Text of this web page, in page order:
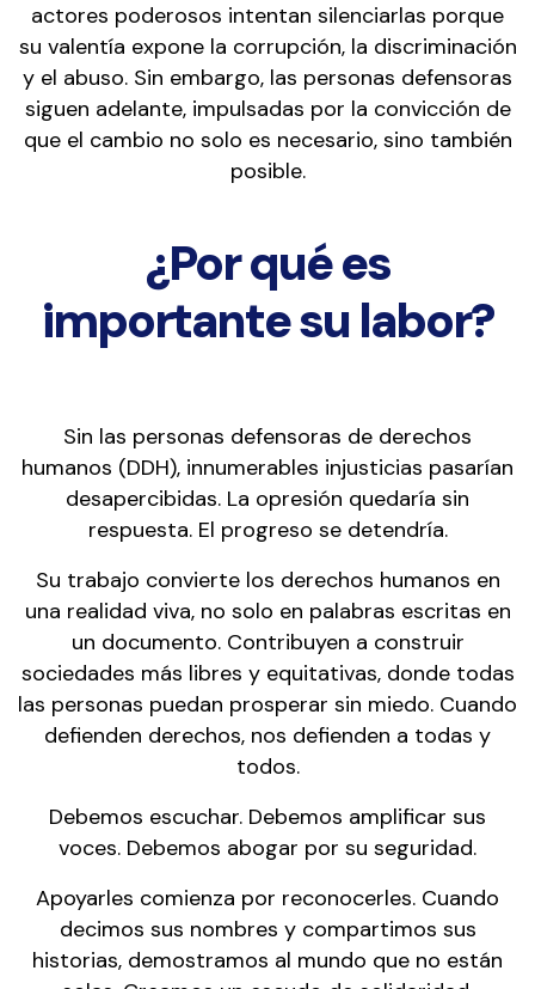
actores poderosos intentan silenciarlas porque
su valentía expone la corrupción, la discriminación
y el abuso. Sin embargo, las personas defensoras
siguen adelante, impulsadas por la convicción de
que el cambio no solo es necesario, sino también
posible.
¿Por qué es
importante su labor?
Sin las personas defensoras de derechos
humanos (DDH), innumerables injusticias pasarían
desapercibidas. La opresión quedaría sin
respuesta. El progreso se detendría.
Su trabajo convierte los derechos humanos en
una realidad viva, no solo en palabras escritas en
un documento. Contribuyen a construir
sociedades más libres y equitativas, donde todas
las personas puedan prosperar sin miedo. Cuando
defienden derechos, nos defienden a todas y
todos.
Debemos escuchar. Debemos amplificar sus
voces. Debemos abogar por su seguridad.
Apoyarles comienza por reconocerles. Cuando
decimos sus nombres y compartimos sus
historias, demostramos al mundo que no están